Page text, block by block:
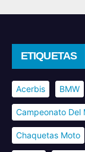
ETIQUETAS
Acerbis BMW
Campeonato Del
Chaquetas Moto